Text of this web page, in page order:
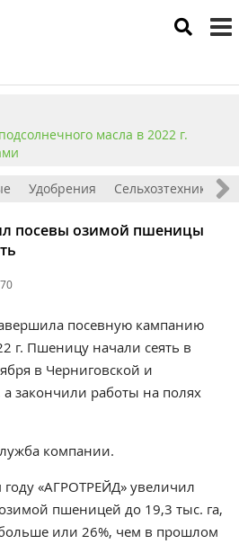
масла в 2022 г.
Удобрения Сельхозтехника
посевы озимой пшеницы
посевную кампанию
г. Пшеницу начали сеять в
в Черниговской и
а закончили работы на полях
компании.
году «АГРОТРЕЙД» увеличил
пшеницей до 19,3 тыс. га,
или 26%, чем в прошлом